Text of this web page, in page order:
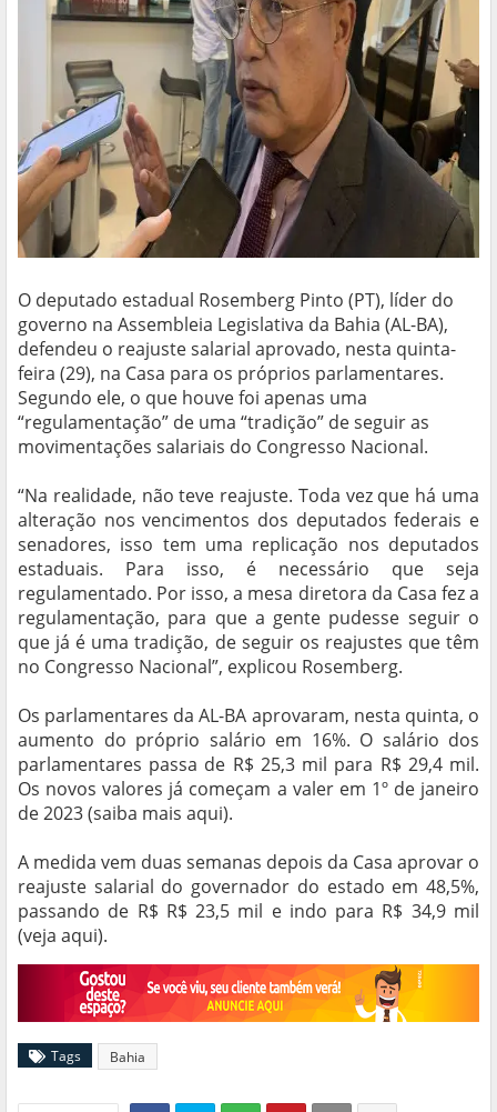
O deputado estadual Rosemberg Pinto (PT), líder do
governo na Assembleia Legislativa da Bahia (AL-BA),
defendeu o reajuste salarial aprovado, nesta quinta-
feira (29), na Casa para os próprios parlamentares.
Segundo ele, o que houve foi apenas uma
“regulamentação” de uma “tradição” de seguir as
movimentações salariais do Congresso Nacional.
“Na realidade, não teve reajuste. Toda vez que há uma
alteração nos vencimentos dos deputados federais e
senadores, isso tem uma replicação nos deputados
estaduais. Para isso, é necessário que seja
regulamentado. Por isso, a mesa diretora da Casa fez a
regulamentação, para que a gente pudesse seguir o
que já é uma tradição, de seguir os reajustes que têm
no Congresso Nacional”, explicou Rosemberg.
Os parlamentares da AL-BA aprovaram, nesta quinta, o
aumento do próprio salário em 16%. O salário dos
parlamentares passa de R$ 25,3 mil para R$ 29,4 mil.
Os novos valores já começam a valer em 1º de janeiro
de 2023 (saiba mais aqui).
A medida vem duas semanas depois da Casa aprovar o
reajuste salarial do governador do estado em 48,5%,
passando de R$ R$ 23,5 mil e indo para R$ 34,9 mil
(veja aqui).
Tags Bahia